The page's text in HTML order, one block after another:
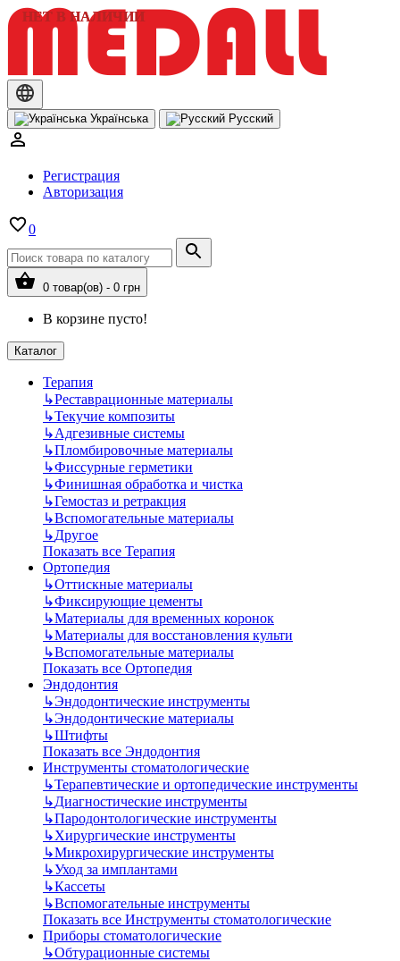
Українська Русский
Регистрация
Авторизация
0
0 товар(ов) - 0 грн
В корзине пусто!
Каталог
Терапия
↳Реставрационные материалы
↳Текучие композиты
↳Адгезивные системы
↳Пломбировочные материалы
↳Фиссурные герметики
↳Финишная обработка и чистка
↳Гемостаз и ретракция
↳Вспомогательные материалы
↳Другое
Показать все Терапия
Ортопедия
↳Оттискные материалы
↳Фиксирующие цементы
↳Материалы для временных коронок
↳Материалы для восстановления культи
↳Вспомогательные материалы
Показать все Ортопедия
Эндодонтия
↳Эндодонтические инструменты
↳Эндодонтические материалы
↳Штифты
Показать все Эндодонтия
Инструменты стоматологические
↳Терапевтические и ортопедические инструменты
↳Диагностические инструменты
↳Пародонтологические инструменты
↳Хирургические инструменты
↳Микрохирургические инструменты
↳Уход за имплантами
↳Кассеты
↳Вспомогательные инструменты
Показать все Инструменты стоматологические
Приборы стоматологические
↳Обтурационные системы
НЕТ В НАЛИЧИИ
НЕТ В НАЛИЧИИ